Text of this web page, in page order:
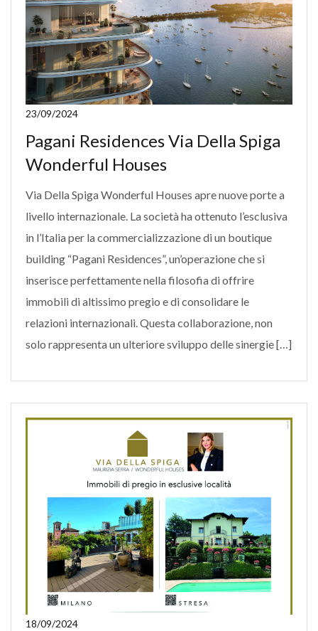
23/09/2024
Pagani Residences Via Della Spiga
Wonderful Houses
Via Della Spiga Wonderful Houses apre nuove porte a
livello internazionale. La società ha ottenuto l’esclusiva
in l’Italia per la commercializzazione di un boutique
building “Pagani Residences”, un’operazione che si
inserisce perfettamente nella filosofia di offrire
immobili di altissimo pregio e di consolidare le
relazioni internazionali. Questa collaborazione, non
solo rappresenta un ulteriore sviluppo delle sinergie […]
18/09/2024